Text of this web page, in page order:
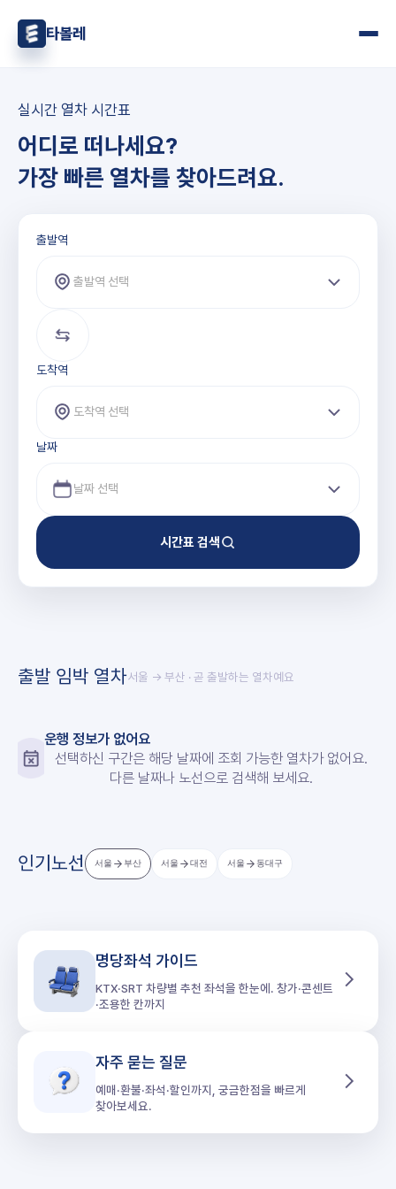
타볼레
실시간 열차 시간표
어디로 떠나세요?
가장 빠른 열차를 찾아드려요.
출발역과 도착역 선택
출발역
출발역 선택
도착역
도착역 선택
날짜
시간표 검색
출발 임박 열차서울 → 부산 · 곧 출발하는 열차예요
운행 정보가 없어요
선택하신 구간은 해당 날짜에 조회 가능한 열차가 없어요.
다른 날짜나 노선으로 검색해 보세요.
인기노선 서울 부산 서울 대전 서울 동대구
명당좌석 가이드
KTX·SRT 차량별 추천 좌석을 한눈에. 창가·콘센트
·조용한 칸까지
자주 묻는 질문
예매·환불·좌석·할인까지, 궁금한점을 빠르게
찾아보세요.